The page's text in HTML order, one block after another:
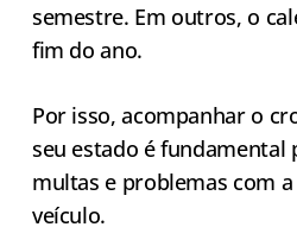
semestre. Em outros, o
fim do ano.
Por isso, acompanhar o
seu estado é fundamental
multas e problemas com
veículo.